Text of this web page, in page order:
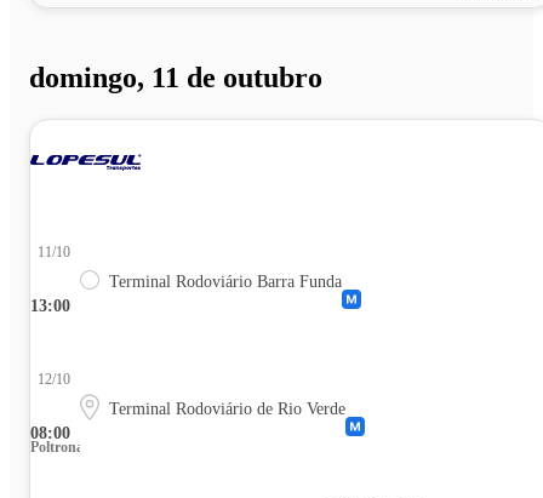
domingo, 11 de outubro
13:00
11/10
Terminal Rodoviário Barra Funda
08:00
12/10
Terminal Rodoviário de Rio Verde
Poltrona